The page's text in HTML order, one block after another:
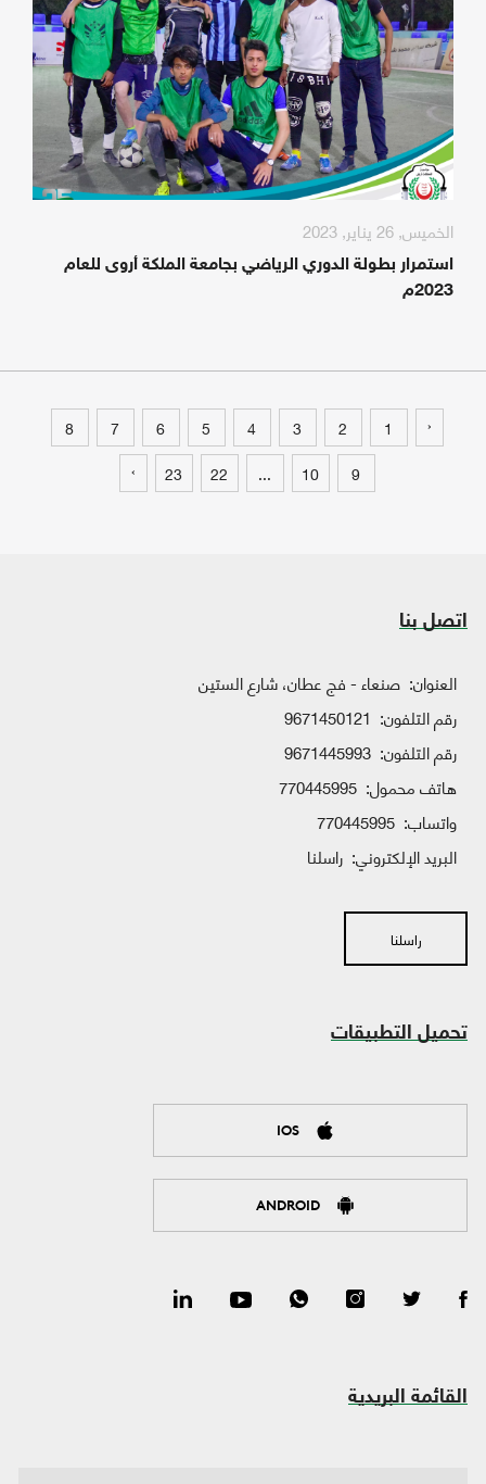
الخميس, 26 يناير, 2023
استمرار بطولة الدوري الرياضي بجامعة الملكة أروى للعام
2023م
‹
1
2
3
4
5
6
7
8
9
10
...
22
23
›
اتصل بنا
العنوان: صنعاء - فج عطان، شارع الستين
رقم التلفون: 9671450121
رقم التلفون: 9671445993
هاتف محمول: 770445995
واتساب:
البريد الإلكتروني: راسلنا
راسلنا
تحميل التطبيقات
IOS
ANDROID
القائمة البريدية